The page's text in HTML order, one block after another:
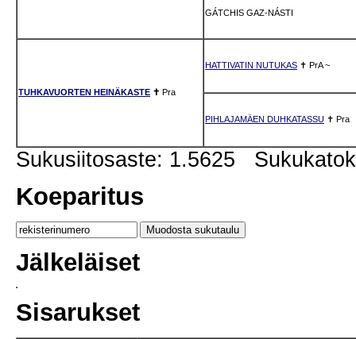
GÁTCHIS GAZ-NÁSTI
TUHKAVUORTEN HEINÄKASTE ✝ Pra
HATTIVATIN NUTUKAS ✝ PrA ~
PIHLAJAMÄEN DUHKATASSU ✝ Pra
Sukusiitosaste: 1.5625
Koeparitus
Jälkeläiset
Sisarukset